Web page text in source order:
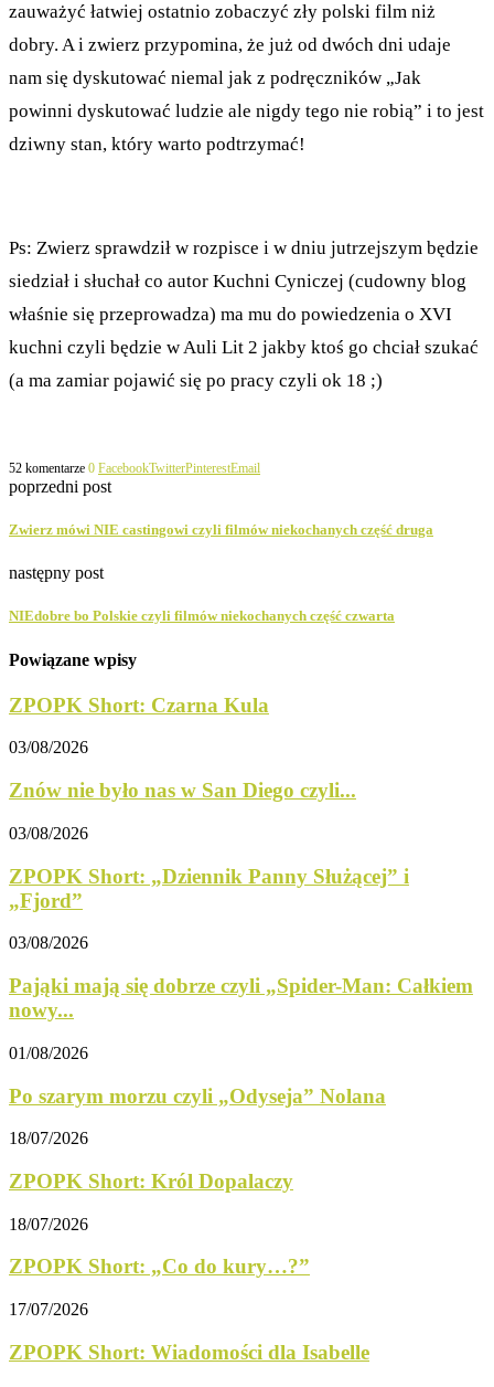
zauważyć łatwiej ostatnio zobaczyć zły polski film niż
dobry. A i zwierz przypomina, że już od dwóch dni udaje
nam się dyskutować niemal jak z podręczników „Jak
powinni dyskutować ludzie ale nigdy tego nie robią” i to jest
dziwny stan, który warto podtrzymać!
Ps: Zwierz sprawdził w rozpisce i w dniu jutrzejszym będzie
siedział i słuchał co autor Kuchni Cyniczej (cudowny blog
właśnie się przeprowadza) ma mu do powiedzenia o XVI
kuchni czyli będzie w Auli Lit 2 jakby ktoś go chciał szukać
(a ma zamiar pojawić się po pracy czyli ok 18 ;)
52 komentarze 0 FacebookTwitterPinterestEmail
poprzedni post
Zwierz mówi NIE castingowi czyli filmów niekochanych część druga
następny post
NIEdobre bo Polskie czyli filmów niekochanych część czwarta
Powiązane wpisy
ZPOPK Short: Czarna Kula
03/08/2026
Znów nie było nas w San Diego czyli...
03/08/2026
ZPOPK Short: „Dziennik Panny Służącej” i
„Fjord”
03/08/2026
Pająki mają się dobrze czyli „Spider-Man: Całkiem
nowy...
01/08/2026
Po szarym morzu czyli „Odyseja” Nolana
18/07/2026
ZPOPK Short: Król Dopalaczy
18/07/2026
ZPOPK Short: „Co do kury…?”
17/07/2026
ZPOPK Short: Wiadomości dla Isabelle